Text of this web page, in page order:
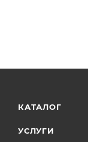
КАТАЛОГ
УСЛУГИ